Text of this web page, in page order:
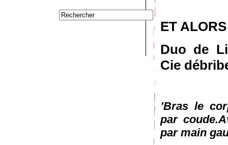
ET
Duo de
Cie
’Bras le
par
par main